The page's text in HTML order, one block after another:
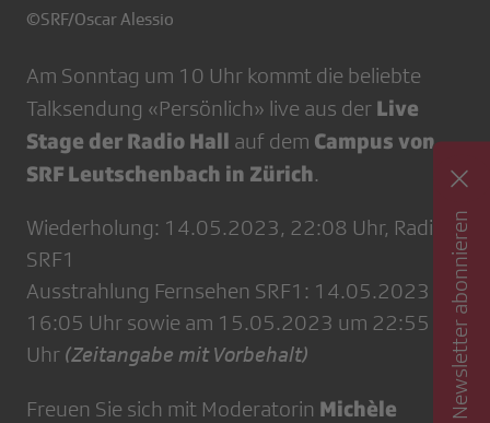
©SRF/Oscar Alessio
Am Sonntag um 10 Uhr kommt die beliebte
Talksendung «Persönlich» live aus der Live
Stage der Radio Hall auf dem Campus von
SRF Leutschenbach in Zürich.
Wiederholung: 14.05.2023, 22:08 Uhr, Radio
SRF1
Ausstrahlung Fernsehen SRF1: 14.05.2023 um
16:05 Uhr sowie am 15.05.2023 um 22:55
Uhr (Zeitangabe mit Vorbehalt)
Freuen Sie sich mit Moderatorin Michèle
Newsletter abonnieren